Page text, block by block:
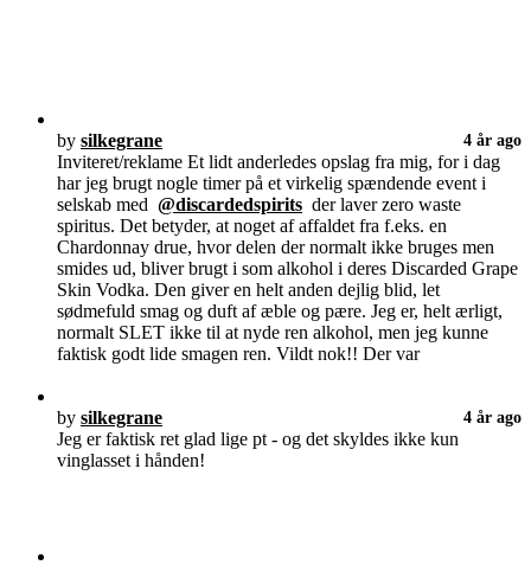
by silkegrane 4 år ago
Inviteret/reklame Et lidt anderledes opslag fra mig, for i dag
har jeg brugt nogle timer på et virkelig spændende event i
selskab med @discardedspirits der laver zero waste
spiritus. Det betyder, at noget af affaldet fra f.eks. en
Chardonnay drue, hvor delen der normalt ikke bruges men
smides ud, bliver brugt i som alkohol i deres Discarded Grape
Skin Vodka. Den giver en helt anden dejlig blid, let
sødmefuld smag og duft af æble og pære. Jeg er, helt ærligt,
normalt SLET ikke til at nyde ren alkohol, men jeg kunne
faktisk godt lide smagen ren. Vildt nok!! Der var
by silkegrane 4 år ago
Jeg er faktisk ret glad lige pt - og det skyldes ikke kun
vinglasset i hånden!